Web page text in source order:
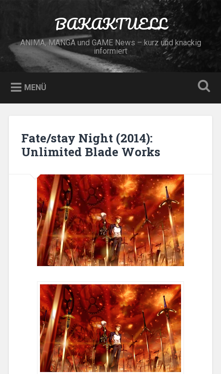
BAKAKTUELL
ANIMA, MANGA und GAME News – kurz und knackig
informiert
MENÜ
Fate/stay Night (2014):
Unlimited Blade Works